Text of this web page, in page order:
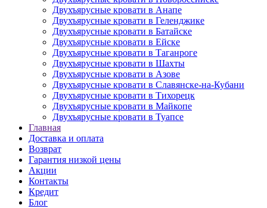
Двухъярусные кровати в Анапе
Двухъярусные кровати в Геленджике
Двухъярусные кровати в Батайске
Двухъярусные кровати в Ейске
Двухъярусные кровати в Таганроге
Двухъярусные кровати в Шахты
Двухъярусные кровати в Азове
Двухъярусные кровати в Славянске-на-Кубани
Двухъярусные кровати в Тихорецк
Двухъярусные кровати в Майкопе
Двухъярусные кровати в Туапсе
Главная
Доставка и оплата
Возврат
Гарантия низкой цены
Акции
Контакты
Кредит
Блог